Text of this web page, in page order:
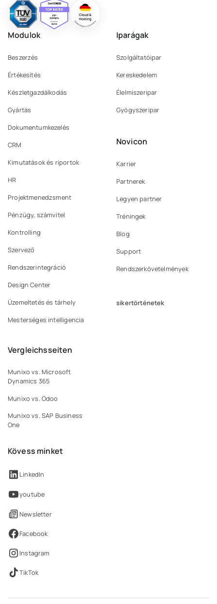
Modulok
Beszerzés
Értékesítés
Készletgazdálkodás
Gyártás
Dokumentumkezelés
CRM
Kimutatások és riportok
HR
Projektmenedzsment
Pénzügy, számvitel
Kontrolling
Szervező
Rendszerintegráció
Design Center
Üzemeltetés és tárhely
Mesterséges intelligencia
Iparágak
Szolgáltatóipar
Kereskedelem
Élelmiszeripar
Gyógyszeripar
Novicon
Karrier
Partnerek
Legyen partner
Tréningek
Blog
Support
Rendszerkövetelmények
sikertörténetek
Vergleichsseiten
Munixo vs. Microsoft
Dynamics 365
Munixo vs. Odoo
Munixo vs. SAP Business
One
Kövess minket
LinkedIn
youtube
Newsletter
Facebook
Instagram
TikTok